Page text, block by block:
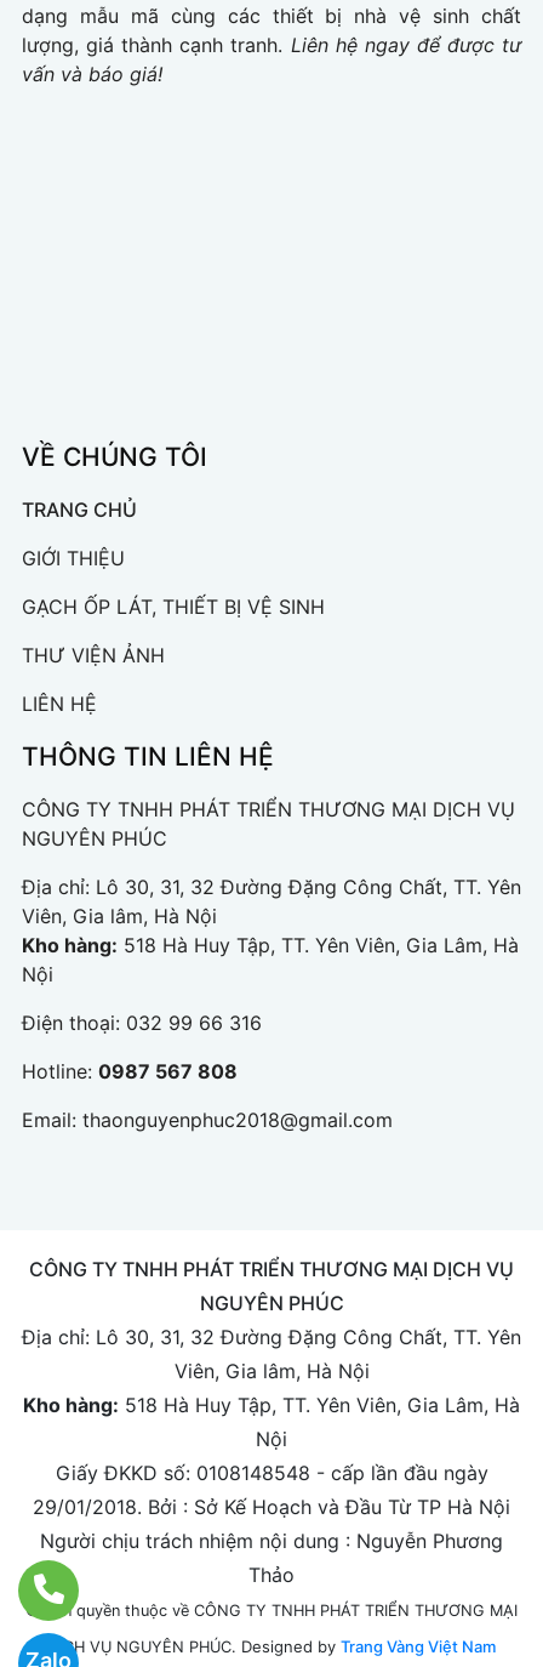
Zalo
dạng mẫu mã cùng các thiết bị nhà vệ sinh chất
lượng, giá thành cạnh tranh. Liên hệ ngay để được tư
vấn và báo giá!
VỀ CHÚNG TÔI
TRANG CHỦ
GIỚI THIỆU
GẠCH ỐP LÁT, THIẾT BỊ VỆ SINH
THƯ VIỆN ẢNH
LIÊN HỆ
THÔNG TIN LIÊN HỆ
CÔNG TY TNHH PHÁT TRIỂN THƯƠNG MẠI DỊCH VỤ
NGUYÊN PHÚC
Địa chỉ: Lô 30, 31, 32 Đường Đặng Công Chất, TT. Yên
Viên, Gia lâm, Hà Nội
Kho hàng: 518 Hà Huy Tập, TT. Yên Viên, Gia Lâm, Hà
Nội
Điện thoại: 032 99 66 316
Hotline: 0987 567 808
Email: thaonguyenphuc2018@gmail.com
CÔNG TY TNHH PHÁT TRIỂN THƯƠNG MẠI DỊCH VỤ
NGUYÊN PHÚC
Địa chỉ: Lô 30, 31, 32 Đường Đặng Công Chất, TT. Yên
Viên, Gia lâm, Hà Nội
Kho hàng: 518 Hà Huy Tập, TT. Yên Viên, Gia Lâm, Hà
Nội
Giấy ĐKKD số: 0108148548 - cấp lần đầu ngày
29/01/2018. Bởi : Sở Kế Hoạch và Đầu Từ TP Hà Nội
Người chịu trách nhiệm nội dung : Nguyễn Phương
Thảo
© Bản quyền thuộc về CÔNG TY TNHH PHÁT TRIỂN THƯƠNG MẠI
DỊCH VỤ NGUYÊN PHÚC. Designed by Trang Vàng Việt Nam